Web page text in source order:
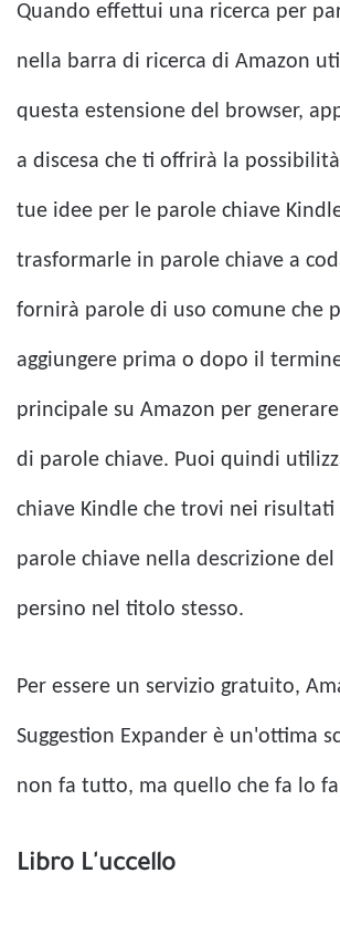
Quando effettui una ricerca per
nella barra di ricerca di Amazon
questa estensione del browser,
a discesa che ti offrirà la
tue idee per le parole chiave
trasformarle in parole chiave a
fornirà parole di uso comune che
aggiungere prima o dopo il
principale su Amazon per
di parole chiave. Puoi quindi
chiave Kindle che trovi nei risultati
parole chiave nella descrizione
persino nel titolo stesso.
Per essere un servizio gratuito,
Suggestion Expander è un'ottima
non fa tutto, ma quello che fa lo
Libro L'uccello